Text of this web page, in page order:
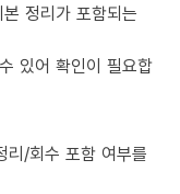
정리가 포함되는
있어 확인이 필요합
리/회수 포함 여부를